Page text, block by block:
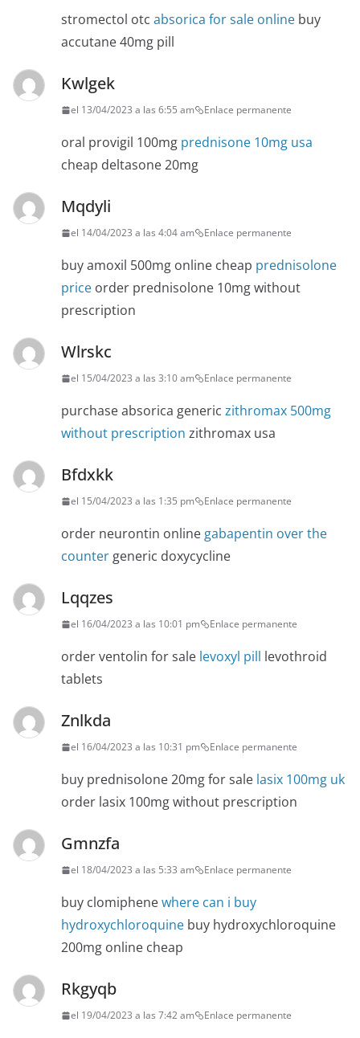
stromectol otc absorica for sale online buy
accutane 40mg pill
Kwlgek
el 13/04/2023 a las 6:55 am Enlace permanente
oral provigil 100mg prednisone 10mg usa
cheap deltasone 20mg
Mqdyli
el 14/04/2023 a las 4:04 am Enlace permanente
buy amoxil 500mg online cheap prednisolone
price order prednisolone 10mg without
prescription
Wlrskc
el 15/04/2023 a las 3:10 am Enlace permanente
purchase absorica generic zithromax 500mg
without prescription zithromax usa
Bfdxkk
el 15/04/2023 a las 1:35 pm Enlace permanente
order neurontin online gabapentin over the
counter generic doxycycline
Lqqzes
el 16/04/2023 a las 10:01 pm Enlace permanente
order ventolin for sale levoxyl pill levothroid
tablets
Znlkda
el 16/04/2023 a las 10:31 pm Enlace permanente
buy prednisolone 20mg for sale lasix 100mg uk
order lasix 100mg without prescription
Gmnzfa
el 18/04/2023 a las 5:33 am Enlace permanente
buy clomiphenewhere can i buy
hydroxychloroquine buy hydroxychloroquine
200mg online cheap
Rkgyqb
el 19/04/2023 a las 7:42 am Enlace permanente